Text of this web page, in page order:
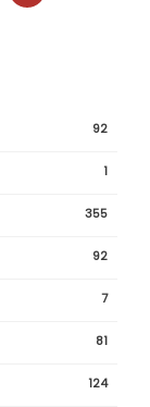
92
1
355
92
7
81
124